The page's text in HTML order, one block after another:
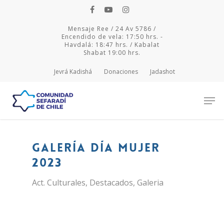
Mensaje Ree / 24 Av 5786 /
Encendido de vela: 17:50 hrs. -
Havdalá: 18:47 hrs. / Kabalat
Shabat 19:00 hrs.
Jevrá Kadishá Donaciones Jadashot
Hit enter to search or ESC to close
Galería Día Mujer
2023
Act. Culturales, Destacados, Galeria